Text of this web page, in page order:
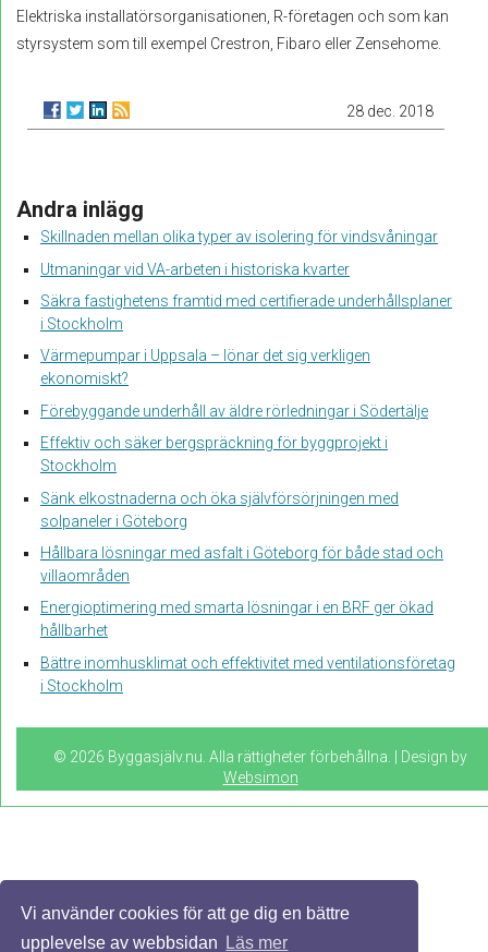
Vi använder cookies för att ge dig en bättre
upplevelse av webbsidan
Läs mer
Elektriska installatörsorganisationen, R-företagen och som kan
styrsystem som till exempel Crestron, Fibaro eller Zensehome.
28 dec. 2018
Andra inlägg
Skillnaden mellan olika typer av isolering för vindsvåningar
Utmaningar vid VA-arbeten i historiska kvarter
Säkra fastighetens framtid med certifierade underhållsplaner
i Stockholm
Värmepumpar i Uppsala – lönar det sig verkligen
ekonomiskt?
Förebyggande underhåll av äldre rörledningar i Södertälje
Effektiv och säker bergspräckning för byggprojekt i
Stockholm
Sänk elkostnaderna och öka självförsörjningen med
solpaneler i Göteborg
Hållbara lösningar med asfalt i Göteborg för både stad och
villaområden
Energioptimering med smarta lösningar i en BRF ger ökad
hållbarhet
Bättre inomhusklimat och effektivitet med ventilationsföretag
i Stockholm
© 2026 Byggasjälv.nu. Alla rättigheter förbehållna. | Design by
Websimon